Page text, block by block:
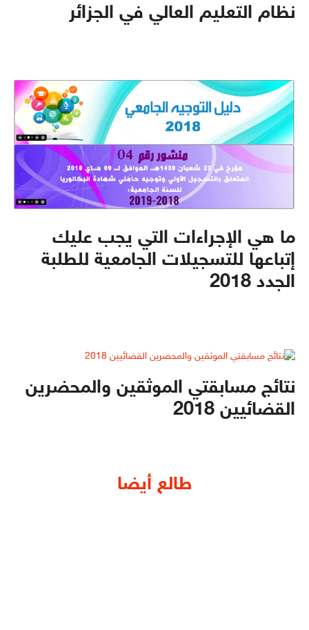
نظام التعليم العالي في الجزائر
ما هي الإجراءات التي يجب عليك
إتباعها للتسجيلات الجامعية للطلبة
الجدد 2018
نتائج مسابقتي الموثقين والمحضرين
القضائيين 2018
طالع أيضا